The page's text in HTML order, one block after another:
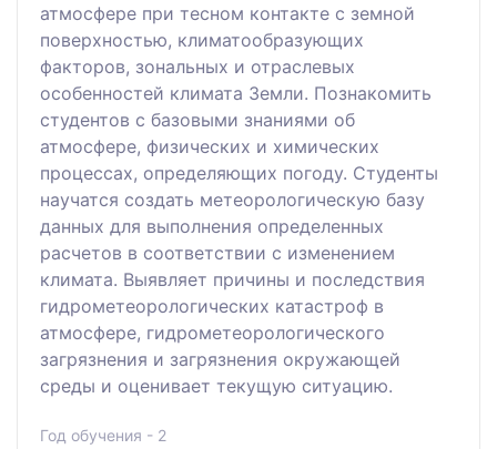
атмосфере при тесном контакте с земной
поверхностью, климатообразующих
факторов, зональных и отраслевых
особенностей климата Земли. Познакомить
студентов с базовыми знаниями об
атмосфере, физических и химических
процессах, определяющих погоду. Студенты
научатся создать метеорологическую базу
данных для выполнения определенных
расчетов в соответствии с изменением
климата. Выявляет причины и последствия
гидрометеорологических катастроф в
атмосфере, гидрометеорологического
загрязнения и загрязнения окружающей
среды и оценивает текущую ситуацию.
Год обучения - 2